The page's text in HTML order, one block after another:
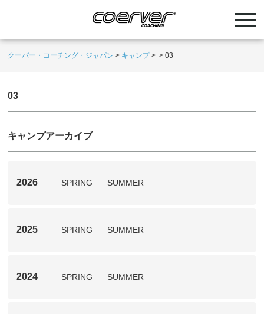
クーバー・コーチング・ジャパン > キャンプ> >03
03
キャンプアーカイブ
2026 SPRING SUMMER
2025 SPRING SUMMER
2024 SPRING SUMMER